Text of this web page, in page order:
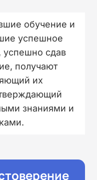
обучение и
успешное
успешно сдав
получают
их
знаниями и